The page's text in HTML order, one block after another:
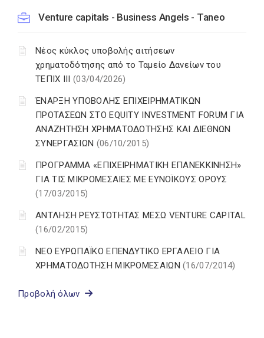
Venture capitals - Business Angels - Taneo
Νέος κύκλος υποβολής αιτήσεων
χρηματοδότησης από το Ταμείο Δανείων του
ΤΕΠΙΧ ΙΙΙ (03/04/2026)
ΈΝΑΡΞΗ ΥΠΟΒΟΛΗΣ ΕΠΙΧΕΙΡΗΜΑΤΙΚΩΝ
ΠΡΟΤΑΣΕΩΝ ΣΤΟ EQUITY INVESTMENT FORUM ΓΙΑ
ΑΝΑΖΗΤΗΣΗ ΧΡΗΜΑΤΟΔΟΤΗΣΗΣ ΚΑΙ ΔΙΕΘΝΩΝ
ΣΥΝΕΡΓΑΣΙΩΝ (06/10/2015)
ΠΡΟΓΡΑΜΜΑ «ΕΠΙΧΕΙΡΗΜΑΤΙΚΗ ΕΠΑΝΕΚΚΙΝΗΣΗ»
ΓΙΑ ΤΙΣ ΜΙΚΡΟΜΕΣΑΙΕΣ ΜΕ ΕΥΝΟΪΚΟΥΣ ΟΡΟΥΣ
(17/03/2015)
ΑΝΤΛΗΣΗ ΡΕΥΣΤΟΤΗΤΑΣ ΜΕΣΩ VENTURE CAPITAL
(16/02/2015)
ΝΕΟ ΕΥΡΩΠΑΪΚΟ ΕΠΕΝΔΥΤΙΚΟ ΕΡΓΑΛΕΙΟ ΓΙΑ
ΧΡΗΜΑΤΟΔΟΤΗΣΗ ΜΙΚΡΟΜΕΣΑΙΩΝ(16/07/2014)
Προβολή όλων